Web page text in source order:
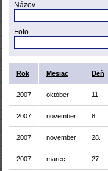
Názov
Foto
Rok Mesiac Deň
2007 október 11.
2007 november 8.
2007 november 28.
2007 marec 27.